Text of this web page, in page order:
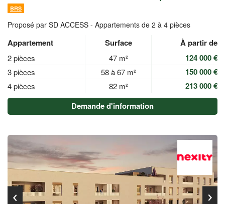
BRS
Proposé par SD ACCESS - Appartements de 2 à 4 pièces
Appartement Surface À partir de
2 pièces 47 m² 124 000 €
3 pièces 58 à 67 m² 150 000 €
4 pièces 82 m²
213 000 €
Demande d'information